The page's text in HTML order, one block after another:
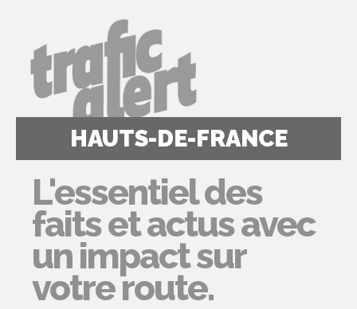
HAUTS-DE-FRANCE
L'essentiel des
faits et actus avec
un impact sur
votre route.